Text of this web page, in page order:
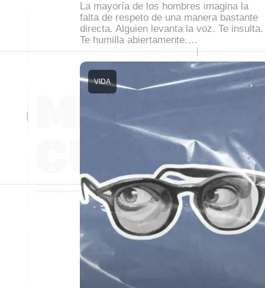
La mayoría de los hombres imagina la
falta de respeto de una manera bastante
directa. Alguien levanta la voz. Te insulta.
Te humilla abiertamente.…
VIDA